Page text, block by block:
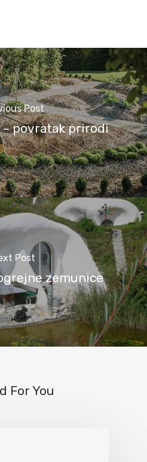
Post
povratak prirodi
Post
zemunice
For You